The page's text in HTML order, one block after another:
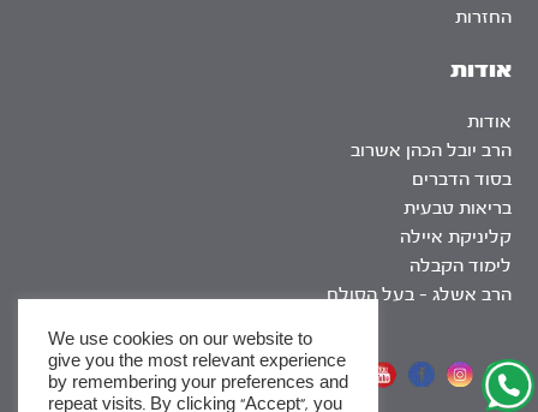
אודות
אודות
הרב יובל הכהן אשרוב
בסוד הדברים
בריאות טבעית
קליניקת איילה
לימוד הקבלה
הרב אשלג – בעל הסולם
החזרות
אתר שומר שבת
We use cookies on our website to
give you the most relevant experience
by remembering your preferences and
repeat visits. By clicking “Accept”, you